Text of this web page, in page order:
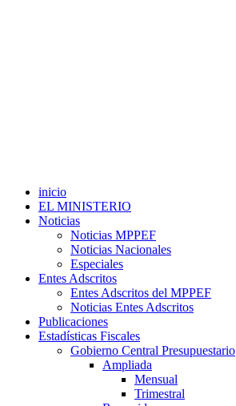
inicio
EL MINISTERIO
Noticias
Noticias MPPEF
Noticias Nacionales
Especiales
Entes Adscritos
Entes Adscritos del MPPEF
Noticias Entes Adscritos
Publicaciones
Estadísticas Fiscales
Gobierno Central Presupuestario
Ampliada
Mensual
Trimestral